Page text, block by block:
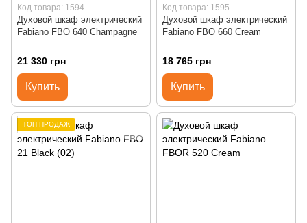
Код товара: 1594
Духовой шкаф электрический
Fabiano FBO 640 Champagne
21 330 грн
Купить
Код товара: 1595
Духовой шкаф электрический
Fabiano FBO 660 Cream
18 765 грн
Купить
ТОП ПРОДАЖ